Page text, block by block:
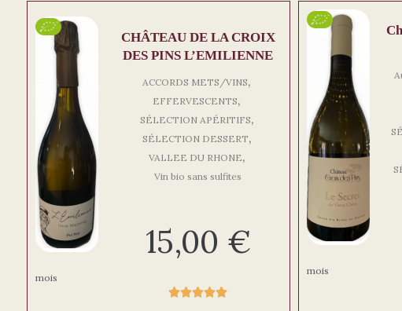
mois
CHÂTEAU DE LA CROIX
DES PINS L’EMILIENNE
ACCORDS METS/VINS,
EFFERVESCENTS,
SÉLECTION APÉRITIFS,
SÉLECTION DESSERT,
VALLEE DU RHONE,
Vin bio sans sulfites
15,00 €

mois